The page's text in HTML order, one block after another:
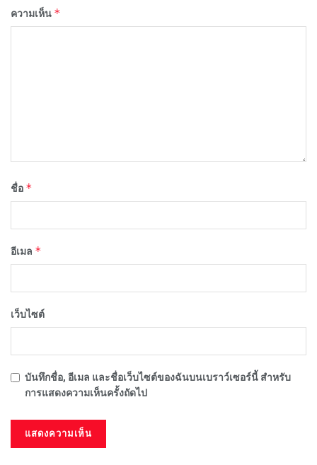
ความเห็น *
ชื่อ *
อีเมล *
เว็บไซต์
บันทึกชื่อ, อีเมล และชื่อเว็บไซต์ของฉันบนเบราว์เซอร์นี้ สำหรับ
การแสดงความเห็นครั้งถัดไป